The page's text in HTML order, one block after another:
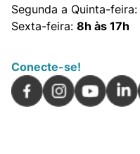
Segunda a Quinta-feira:
Sexta-feira: 8h às 17h
Conecte-se!